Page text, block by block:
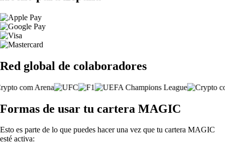
Red global de colaboradores
Formas de usar tu cartera MAGIC
Esto es parte de lo que puedes hacer una vez que tu cartera MAGIC
esté activa: